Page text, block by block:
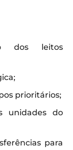
dos leitos
prioritários;
unidades do
para